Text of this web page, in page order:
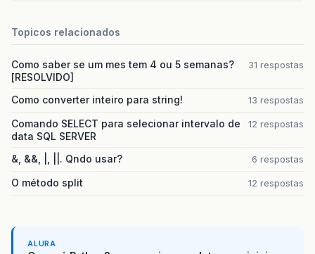
Topicos relacionados
Como saber se um mes tem 4 ou 5 semanas?
[RESOLVIDO]
31 respostas
Como converter inteiro para string! 13 respostas
Comando SELECT para selecionar intervalo de
data SQL SERVER
12 respostas
&, &&, |, ||. Qndo usar? 6 respostas
O método split 12 respostas
ALURA